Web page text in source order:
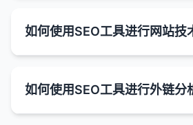
易于实施和维护，通常放置
将标记直接嵌入到HTML元素
RDFa：
提高点击率：视觉上更吸引人
更高的点击率。
息，帮助他们做出更明智的决
增加搜索可见性：丰富片段通
上。
本地搜索结果：
通常包含地图和本地企业列
图片和视频结果：
本。
如何实施301重定向：
通过服务器配置文件：
http://example.com 和
www.example.com 和
基于事件的定义：
话"的反面。
率"，即参与会话占总会话的
参与会话是指满足以下任一
词。
3. 评估网站内容
评估他们的内容类型（如博客
确定他们的内容差距，即他们
识别带来最多流量的关键词
找出有高展示次数但低点击
发现新的关键词机会。
页面分析：
搜索流量的总体情况。
比较有机搜索与其他渠道（
分析有机搜索流量的趋势，
1. 确定关键绩效指标（KPIs）
比例。
参与度指标：跳出率、平均停
览量。
趋势和模式，并做出数据驱动的决
SEO中数据可视化的作用：
1. 简化复杂数据
计、用户行为和技术指标。
搜索引擎中使用的词语和短语，
提高在相关搜索中的可见度。
排名难度和相关关键词的宝贵数据
如何使用SEO工具进行关键词研究
如何使用SEO工具进行网站技
识别可能影响搜索引擎爬行、索引
题。SEO工具可以自动化大部分
如何使用SEO工具进行外链分